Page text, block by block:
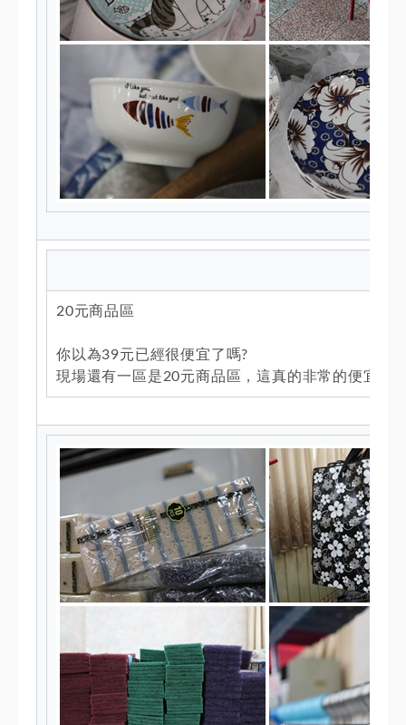
20元商品區
你以為39元已經很便宜了嗎?
現場還有一區是20元商品區，這真的非常的便宜，